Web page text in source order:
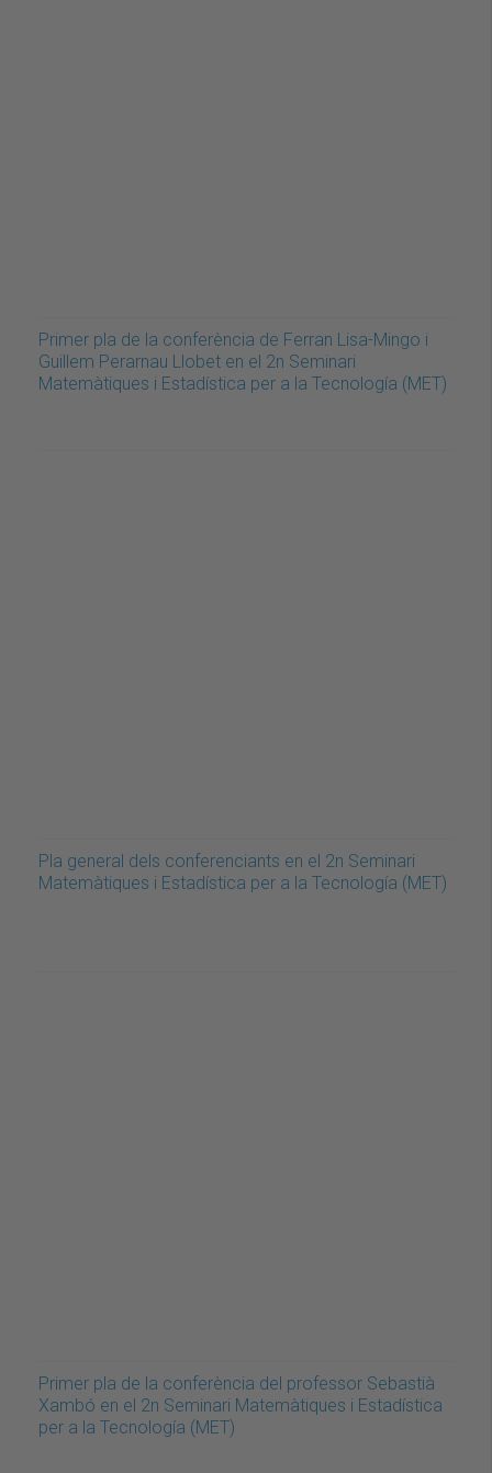
Primer pla de la conferència de Ferran Lisa-Mingo i
Guillem Perarnau Llobet en el 2n Seminari
Matemàtiques i Estadística per a la Tecnología (MET)
Pla general dels conferenciants en el 2n Seminari
Matemàtiques i Estadística per a la Tecnología (MET)
Primer pla de la conferència del professor Sebastià
Xambó en el 2n Seminari Matemàtiques i Estadística
per a la Tecnología (MET)